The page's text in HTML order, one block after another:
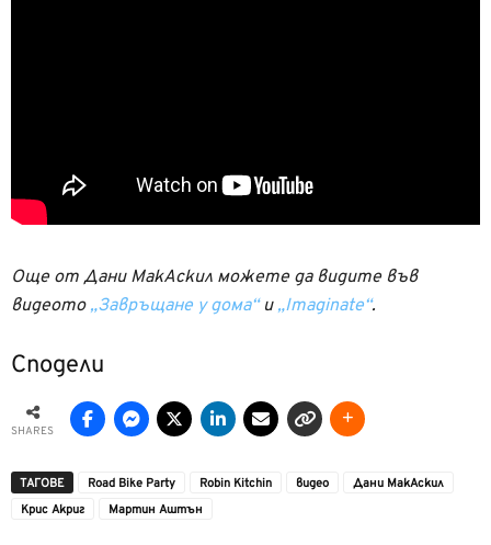
Още от Дани МакАскил можете да видите във
видеото „Завръщане у дома“и „Imaginate“.
Сподели
SHARES
ТАГОВЕ Road Bike Party Robin Kitchin видео
Дани МакАскил
Крис Акриг
Мартин Аштън